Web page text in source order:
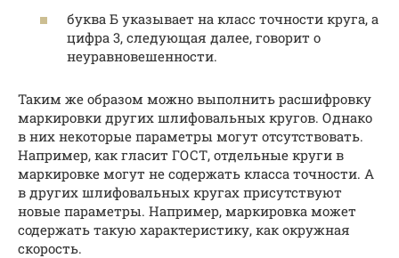
буква Б указывает на класс точности круга, а
цифра 3, следующая далее, говорит о
неуравновешенности.
Таким же образом можно выполнить расшифровку
маркировки других шлифовальных кругов. Однако
в них некоторые параметры могут отсутствовать.
Например, как гласит ГОСТ, отдельные круги в
маркировке могут не содержать класса точности. А
в других шлифовальных кругах присутствуют
новые параметры. Например, маркировка может
содержать такую характеристику, как окружная
скорость.